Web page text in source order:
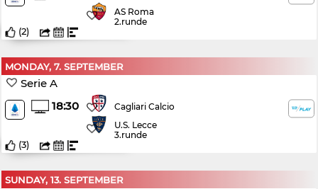
AS Roma
2.runde
(2)
MONDAY, 7. SEPTEMBER
Serie A
18:30
Cagliari Calcio
U.S. Lecce
3.runde
(3)
SUNDAY, 13. SEPTEMBER